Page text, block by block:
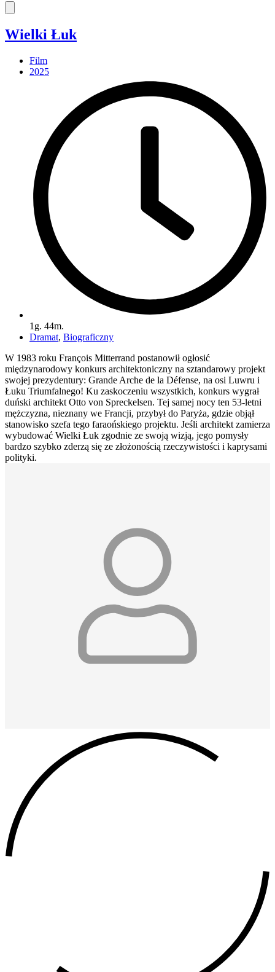
Wielki Łuk
Film
2025
1g. 44m.
Dramat, Biograficzny
W 1983 roku François Mitterrand postanowił ogłosić
międzynarodowy konkurs architektoniczny na sztandarowy projekt
swojej prezydentury: Grande Arche de la Défense, na osi Luwru i
Łuku Triumfalnego! Ku zaskoczeniu wszystkich, konkurs wygrał
duński architekt Otto von Spreckelsen. Tej samej nocy ten 53-letni
mężczyzna, nieznany we Francji, przybył do Paryża, gdzie objął
stanowisko szefa tego faraońskiego projektu. Jeśli architekt zamierza
wybudować Wielki Łuk zgodnie ze swoją wizją, jego pomysły
bardzo szybko zderzą się ze złożonością rzeczywistości i kaprysami
polityki.